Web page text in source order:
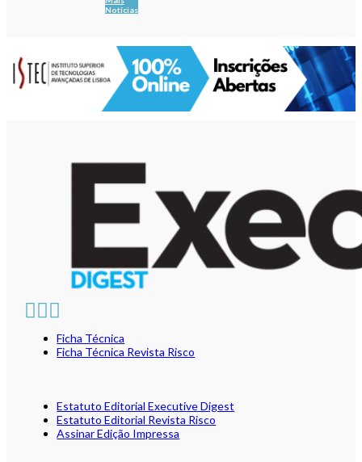
Notícias
Ficha Técnica
Ficha Técnica Revista Risco
Estatuto Editorial Executive Digest
Estatuto Editorial Revista Risco
Assinar Edição Impressa